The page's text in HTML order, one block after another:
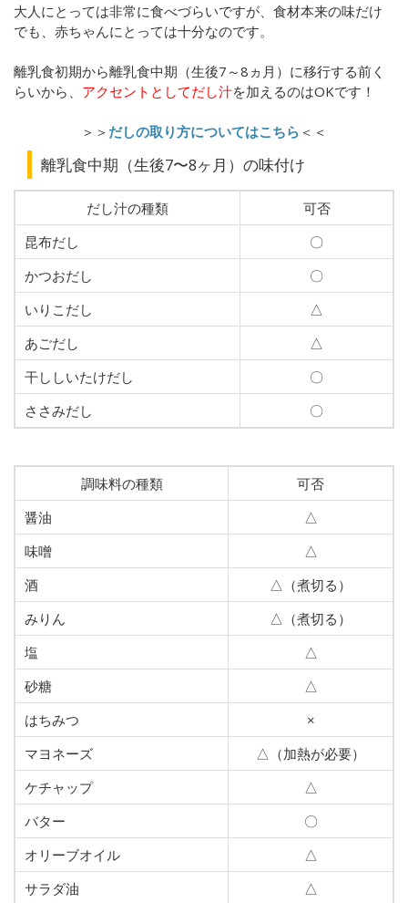
大人にとっては非常に食べづらいですが、食材本来の味だけ
でも、赤ちゃんにとっては十分なのです。
離乳食初期から離乳食中期（生後7～8ヵ月）に移行する前く
らいから、 アクセントとしてだし汁を加えるのはOKです！
＞＞ だしの取り方についてはこちら ＜＜
離乳食中期（生後7〜8ヶ月）の味付け
だし汁の種類
可否
昆布だし
〇
かつおだし
〇
いりこだし
△
あごだし
△
干ししいたけだし
〇
ささみだし
〇
調味料の種類
可否
醤油
△
味噌
△
酒
△（煮切る）
みりん
△（煮切る）
塩
△
砂糖
△
はちみつ
×
マヨネーズ
△（加熱が必要）
ケチャップ
△
バター
〇
オリーブオイル
△
サラダ油
△